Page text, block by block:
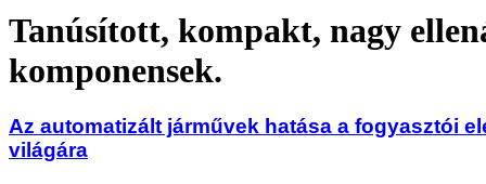
Tanúsított, kompakt, nagy
komponensek.
Az automatizált járművek hatása a fogyasztói
világára